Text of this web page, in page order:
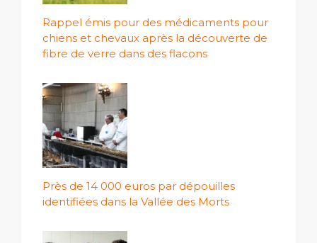
Rappel émis pour des médicaments pour
chiens et chevaux après la découverte de
fibre de verre dans des flacons
Près de 14 000 euros par dépouilles
identifiées dans la Vallée des Morts